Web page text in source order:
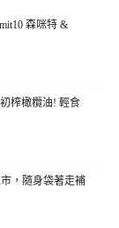
森咪特 &
榨橄欖油! 輕食
，隨身袋著走補